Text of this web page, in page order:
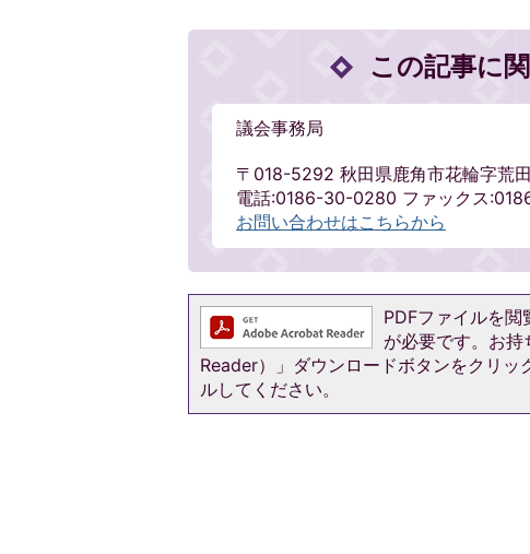
この記事に
議会事務局
〒018-5292 秋田県鹿角市花輪字荒
電話:0186-30-0280 ファックス
お問い合わせはこちらから
PDFファイルを
が必要です。お
Reader）」ダウンロードボタンをクリ
ルしてください。